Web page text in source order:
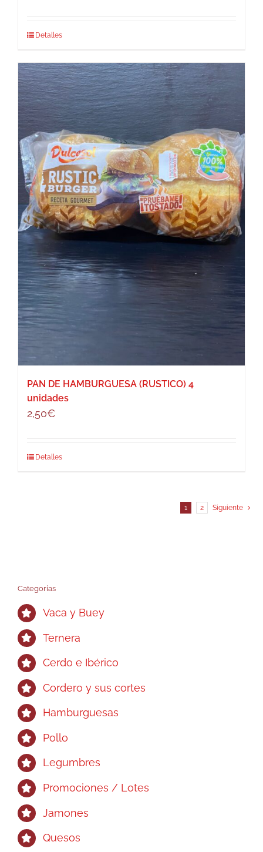
Detalles
PAN DE HAMBURGUESA (RUSTICO) 4
unidades
2,50€
Detalles
1 2 Siguiente
Categorías
Vaca y Buey
Ternera
Cerdo e Ibérico
Cordero y sus cortes
Hamburguesas
Pollo
Legumbres
Promociones / Lotes
Jamones
Quesos